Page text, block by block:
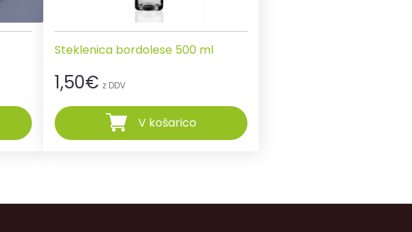
Steklenica bordolese 500 ml
1,50€ z DDV
V košarico